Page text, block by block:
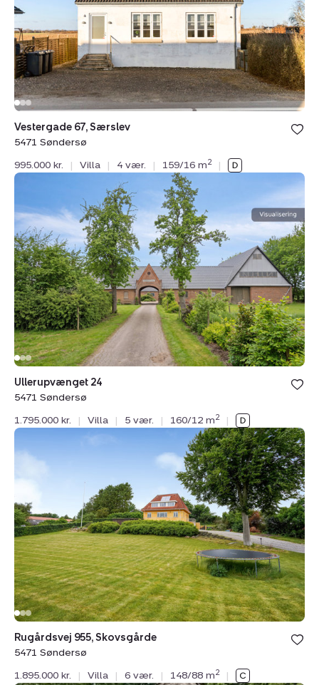
Søndersø
Vestergade 67, Særslev
5471 Søndersø
995.000 kr.
| Villa | 4 vær. | 159/16 m2 |
Ullerupvænget
24,
5471
Søndersø
Ullerupvænget 24
5471 Søndersø
1.795.000 kr.
| Villa | 5 vær. | 160/12 m2 |
Rugårdsvej
5471
Søndersø
Rugårdsvej 955, Skovsgårde
5471 Søndersø
1.895.000 kr.
| Villa | 6 vær. | 148/88 m2 |